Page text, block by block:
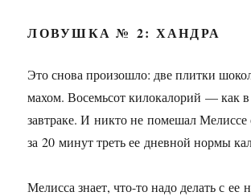
ЛОВУШКА № 2: ХАНДРА
Это снова произошло: две плитки
махом. Восемьсот килокалорий — как
завтраке. И никто не помешал Мелиссе
за 20 минут треть ее дневной нормы
Мелисса знает, что-то надо делать с ее